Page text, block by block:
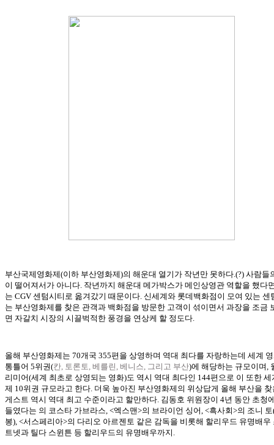
부산국제영화제(이하 부산영화제)의 해운대 열기가 작년만 못하다.(?) 사람들
이 떨어져서가 아니다. 작년까지 해운대 메가박스가 메인상영관 역할을 했다
는 CGV 센텀시티로 옮겨갔기 때문이다. 신세계와 롯데백화점이 모여 있는 센
는 부산영화제를 찾은 관객과 백화점을 방문한 고객이 섞이면서 과장을 조금
면 자갈치 시장의 시끌벅적한 풍경을 연상케 할 정도다.
올해 부산영화제는 70개국 355편을 상영하며 역대 최다를 자랑하는데 세계
통틀어 5위권(칸, 토론토, 베를린, 베니스, 그리고 부산)에 해당하는 규모이며,
리미어(세계 최초로 상영되는 영화)도 역시 역대 최다인 144편으로 이 또한 세
제 10위권 규모라고 한다. 더욱 높아진 부산영화제의 위상답게 올해 부산을
게스트 역시 역대 최고 수준이라고 할만하다. 김동호 위원장이 4년 동안 초청
들였다는 의 코스타 가브라스, <엑스맨>의 브라이언 싱어, <흑사회>의 조니
봉), <서스페리아>의 다리오 아르젠토 같은 감독을 비롯해 할리우드 유명배우
트넷과 틸다 스윈튼 등 할리우드의 유명배우까지.